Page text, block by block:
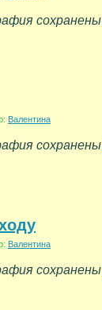
сохранены
Валентина
сохранены
Валентина
сохранены